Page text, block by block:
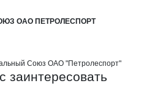
ОАО ПЕТРОЛЕСПОРТ
Союз ОАО "Петролеспорт"
заинтересовать